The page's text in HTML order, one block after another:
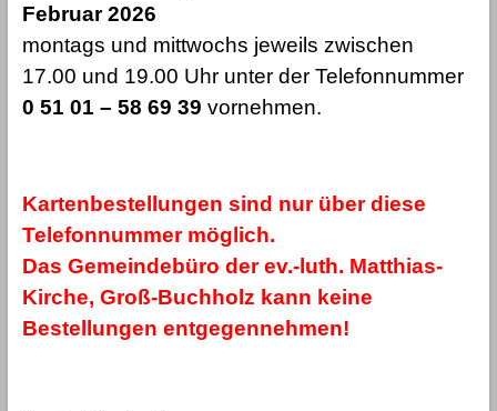
Februar 2026
montags und mittwochs jeweils zwischen
17.00 und 19.00 Uhr unter der Telefonnummer
0 51 01 – 58 69 39 vornehmen.
Kartenbestellungen sind nur über diese
Telefonnummer möglich.
Das Gemeindebüro der ev.-luth. Matthias-
Kirche, Groß-Buchholz kann keine
Bestellungen entgegennehmen!